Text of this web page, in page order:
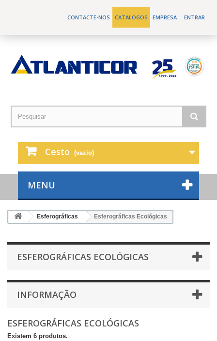
ENTRAR
EMPRESA
CATALOGOS
CONTACTE-NOS
Cesto (vazio)
MENU
Esferográficas Esferográficas Ecológicas
ESFEROGRÁFICAS ECOLÓGICAS
INFORMAÇÃO
ESFEROGRÁFICAS ECOLÓGICAS
Existem 6 produtos.